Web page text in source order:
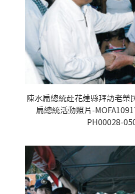
陳水扁總統赴花蓮縣拜訪老榮
扁總統活動照片-
PH00028-